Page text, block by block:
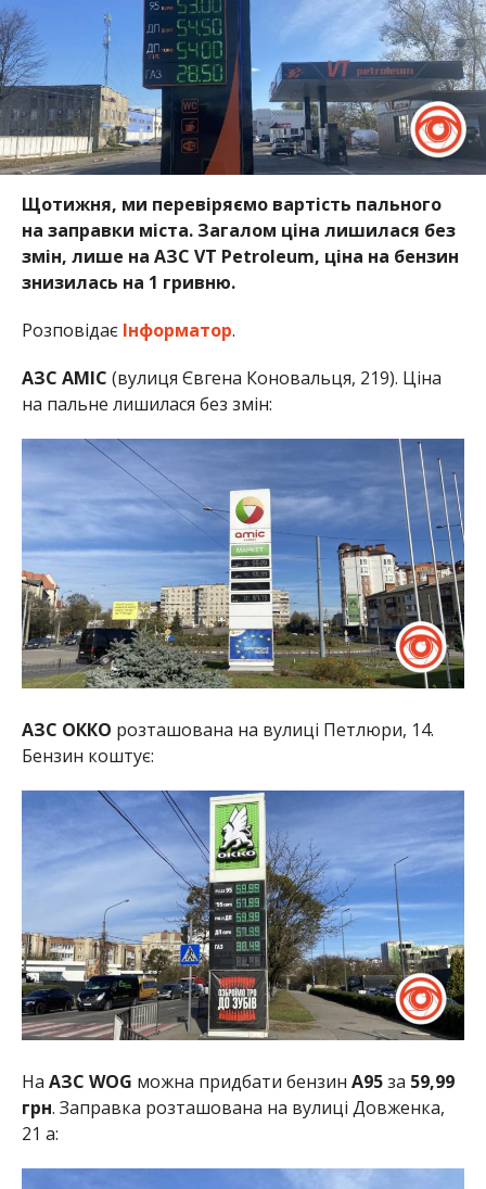
Щотижня, ми перевіряємо вартість пального
на заправки міста. Загалом ціна лишилася без
змін, лише на АЗС VT Petroleum, ціна на бензин
знизилась на 1 гривню.
Розповідає Інформатор.
АЗС AMIC (вулиця Євгена Коновальця, 219). Ціна
на пальне лишилася без змін:
АЗС ОККО розташована на вулиці Петлюри, 14.
Бензин коштує:
На АЗС WOG можна придбати бензин А95за 59,99
грн. Заправка розташована на вулиці Довженка,
21 а: